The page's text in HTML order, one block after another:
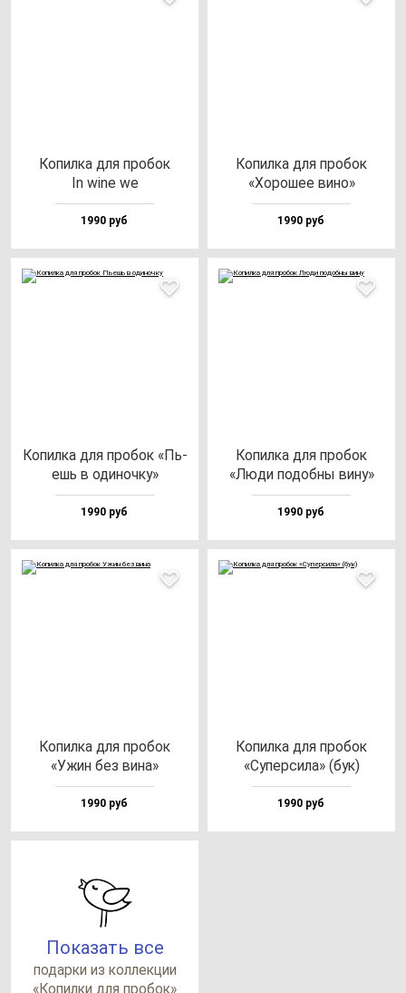
Копил­ка для про­бок
In wi­ne we
1990 руб
Копил­ка для про­бок
«Хоро­шее ви­но»
1990 руб
Копил­ка для про­бок «Пь­
ешь в оди­ноч­ку»
1990 руб
Копил­ка для про­бок
«Люди по­доб­ны ви­ну»
1990 руб
Копил­ка для про­бок
«Ужин без ви­на»
1990 руб
Копил­ка для про­бок
«Супер­си­ла» (бук)
1990 руб
Показать все
по­дар­ки из кол­лек­ции
«Копил­ки для про­бок»